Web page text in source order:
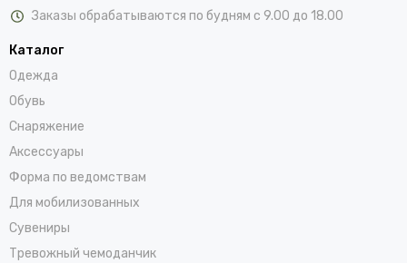
Заказы обрабатываются по будням с 9.00 до 18.00
Каталог
Одежда
Обувь
Снаряжение
Аксессуары
Форма по ведомствам
Для мобилизованных
Сувениры
Тревожный чемоданчик